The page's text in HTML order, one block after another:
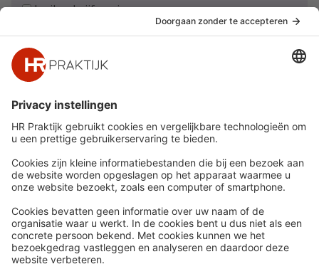
Ja, ik schrijf me in
Snel naar
Nieuws
Whitepapers
Webinars
Word lid
Contact
Meer
HR Academy
HR Podcast
CHRO
HR Day